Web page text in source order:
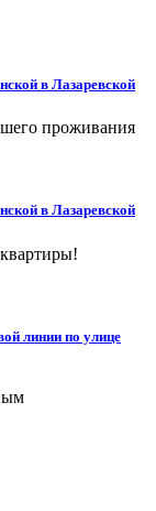
в Лазаревской
проживания
в Лазаревской
линии по улице